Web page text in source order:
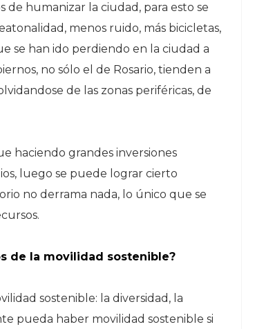
de humanizar la ciudad, para esto se
menos ruido, más bicicletas,
se han ido perdiendo en la ciudad a
no sólo el de Rosario, tienden a
de las zonas periféricas, de
haciendo grandes inversiones
luego se puede lograr cierto
no derrama nada, lo único que se
de la movilidad sostenible?
sostenible: la diversidad, la
pueda haber movilidad sostenible si